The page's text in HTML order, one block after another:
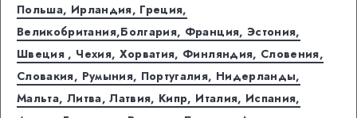
Польша, Ирландия, Греция,
Великобритания,Болгария, Франция, Эстония,
Швеция , Чехия, Хорватия, Финляндия, Словения,
Словакия, Румыния, Португалия, Нидерланды,
Мальта, Литва,Латвия, Кипр, Италия, Испания,